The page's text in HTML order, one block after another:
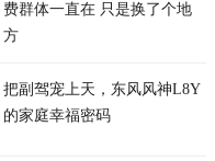
费群体一直在 只是换了个地
方
把副驾宠上天，东风风神L8Y
的家庭幸福密码